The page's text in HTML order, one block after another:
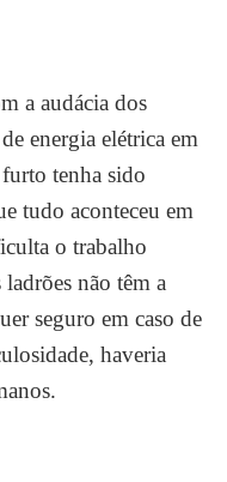
a audácia dos
energia elétrica em
tenha sido
tudo aconteceu em
o trabalho
não têm a
seguro em caso de
haveria